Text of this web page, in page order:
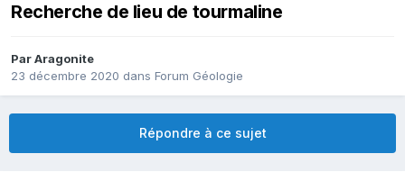
Recherche de lieu de tourmaline
ParAragonite
23 décembre 2020 dans Forum Géologie
Répondre à ce sujet